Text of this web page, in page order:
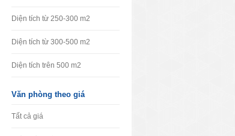
Diện tích từ 250-300 m2
Diện tích từ 300-500 m2
Diện tích trên 500 m2
Văn phòng theo giá
Tất cả giá